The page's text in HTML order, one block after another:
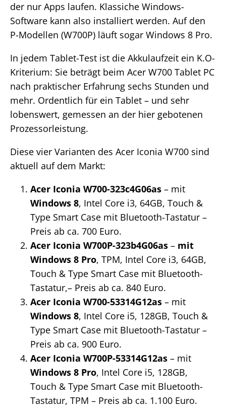
der nur Apps laufen. Klassiche Windows-
Software kann also installiert werden. Auf den
P-Modellen (W700P) läuft sogar Windows 8 Pro.
In jedem Tablet-Test ist die Akkulaufzeit ein K.O-
Kriterium: Sie beträgt beim Acer W700 Tablet PC
nach praktischer Erfahrung sechs Stunden und
mehr. Ordentlich für ein Tablet – und sehr
lobenswert, gemessen an der hier gebotenen
Prozessorleistung.
Diese vier Varianten des Acer Iconia W700 sind
aktuell auf dem Markt:
Acer Iconia W700-323c4G06as – mit
Windows 8, Intel Core i3, 64GB, Touch &
Type Smart Case mit Bluetooth-Tastatur –
Preis ab ca. 700 Euro.
Acer Iconia W700P-323b4G06as – mit
Windows 8 Pro, TPM, Intel Core i3, 64GB,
Touch & Type Smart Case mit Bluetooth-
Tastatur,– Preis ab ca. 840 Euro.
Acer Iconia W700-53314G12as – mit
Windows 8, Intel Core i5, 128GB, Touch &
Type Smart Case mit Bluetooth-Tastatur –
Preis ab ca. 900 Euro.
Acer Iconia W700P-53314G12as – mit
Windows 8 Pro, Intel Core i5, 128GB,
Touch & Type Smart Case mit Bluetooth-
Tastatur, TPM – Preis ab ca. 1.100 Euro.